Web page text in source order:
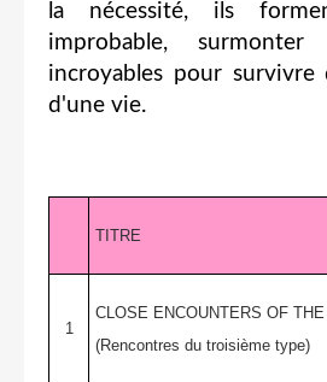
la nécessité, ils
improbable,
incroyables pour survivre
d'une vie.
TITRE
1
CLOSE ENCOUNTERS OF
(Rencontres du troisième type)